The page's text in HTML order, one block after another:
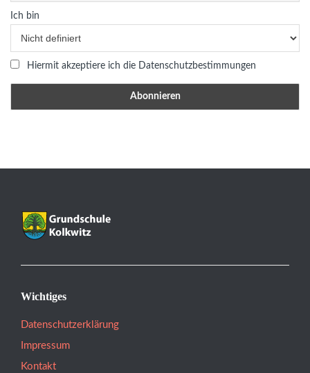
Ich bin
Hiermit akzeptiere ich die Datenschutzbestimmungen
Wichtiges
Datenschutzerklärung
Impressum
Kontakt